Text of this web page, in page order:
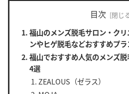
目次
福山のメンズ脱毛サロン・ク
ンやヒゲ脱毛などおすすめプ
福山でおすすめ人気のメンズ
4選
ZEALOUS（ゼラス）